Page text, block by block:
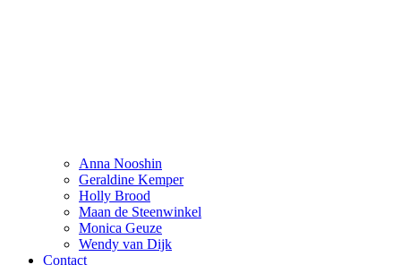
Anna Nooshin
Geraldine Kemper
Holly Brood
Maan de Steenwinkel
Monica Geuze
Wendy van Dijk
Contact